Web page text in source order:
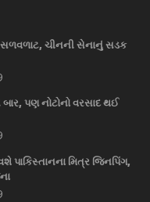
સળવળાટ, ચીનની સેનાનું સડક
પણ નોટોનો વરસાદ થઈ
પાકિસ્તાનના મિત્ર જિનપિંગ,